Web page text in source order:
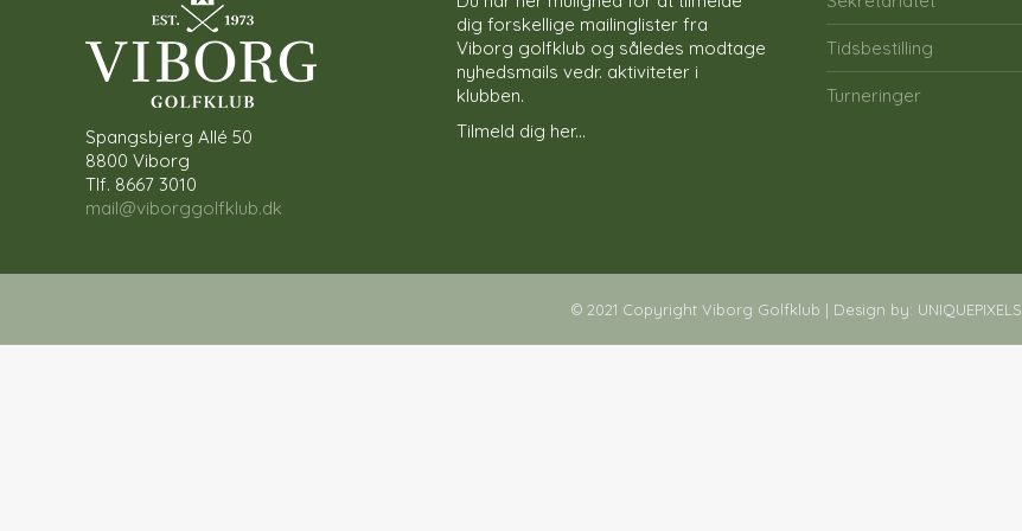
Spangsbjerg Allé 50
8800 Viborg
Tlf. 8667 3010
mail@viborggolfklub.dk
dig forskellige mailinglister fra
Viborg golfklub og således modtage
nyhedsmails vedr. aktiviteter i
klubben.
Tilmeld dig her...
Tidsbestilling
Turneringer
© 2021 Copyright Viborg Golfklub | Design by: UNIQUEPIXELS